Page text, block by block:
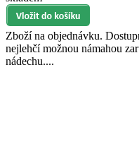
Zboží na objednávku.
nejlehčí možnou námahou
nádechu....